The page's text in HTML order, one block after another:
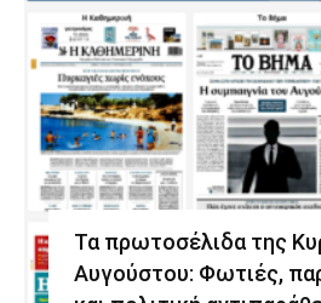
Τα πρωτοσέλιδα της
Αυγούστου: Φωτιές,